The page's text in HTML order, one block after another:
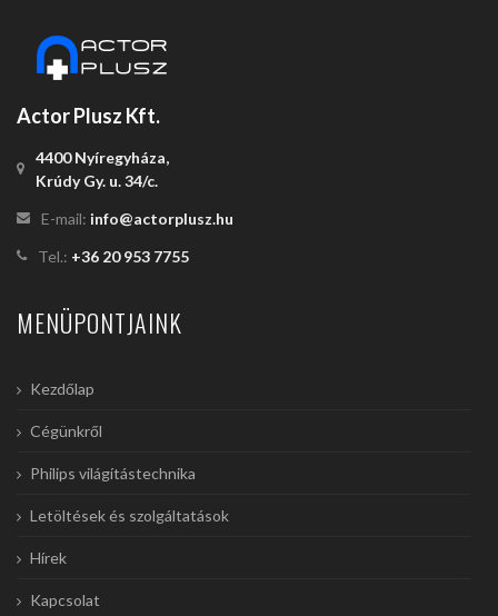
Actor Plusz Kft.
4400 Nyíregyháza,
Krúdy Gy. u. 34/c.
E-mail: info@actorplusz.hu
Tel.: +36 20 953 7755
MENÜPONTJAINK
Kezdőlap
Cégünkről
Philips világítástechnika
Letöltések és szolgáltatások
Hírek
Kapcsolat